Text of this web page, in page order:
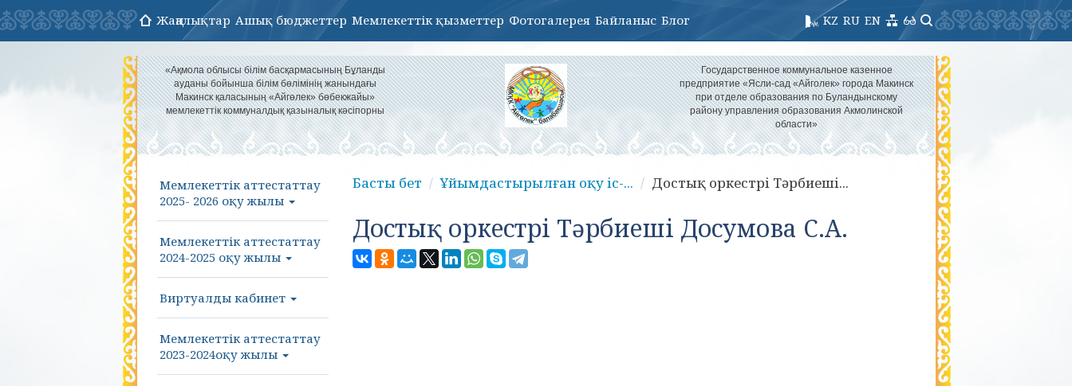
Жаңалықтар Ашық бюджеттер Мемлекеттік қызметтер Фотогалерея Байланыс Блог EN
RU
KZ
«Ақмола облысы білім басқармасының Бұланды
ауданы бойынша білім бөлімінің жанындағы
Макинск қаласының «Айгөлек» бөбекжайы»
мемлекеттік коммуналдық қазыналық кәсіпорны
Государственное коммунальное казенное
предприятие «Ясли-сад «Айголек» города Макинск
при отделе образования по Буландынскому
району управления образования Акмолинской
области»
Мемлекеттік аттестаттау
2025- 2026 оқу жылы
Мемлекеттік аттестаттау
2024-2025 оқу жылы
Виртуалды кабинет
Мемлекеттік аттестаттау
2023-2024оқу жылы
Басты бет Ұйымдастырылған оқу іс-... Достық оркестрі Тәрбиеші...
Достық оркестрі Тәрбиеші Досумова С.А.